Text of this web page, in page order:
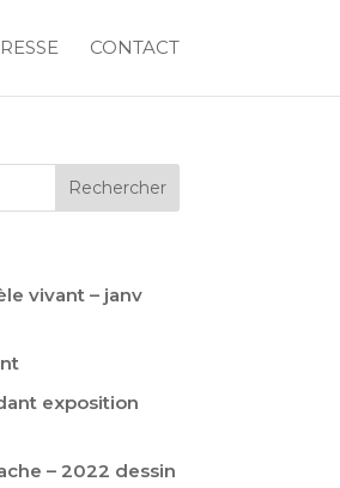
CONTACT
vivant – janv
exposition
– 2022 dessin